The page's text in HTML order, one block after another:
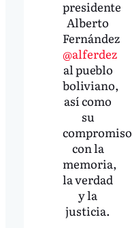
presidente
Alberto
Fernández
@alferdez
al pueblo
boliviano,
así como
su
compromiso
con la
memoria,
la verdad
y la
justicia.